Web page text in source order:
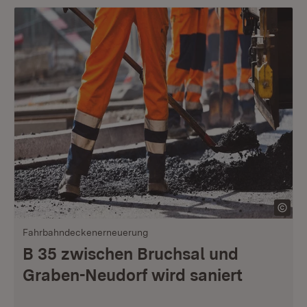
Fahrbahndeckenerneuerung
B 35 zwischen Bruchsal und
Graben-Neudorf wird saniert